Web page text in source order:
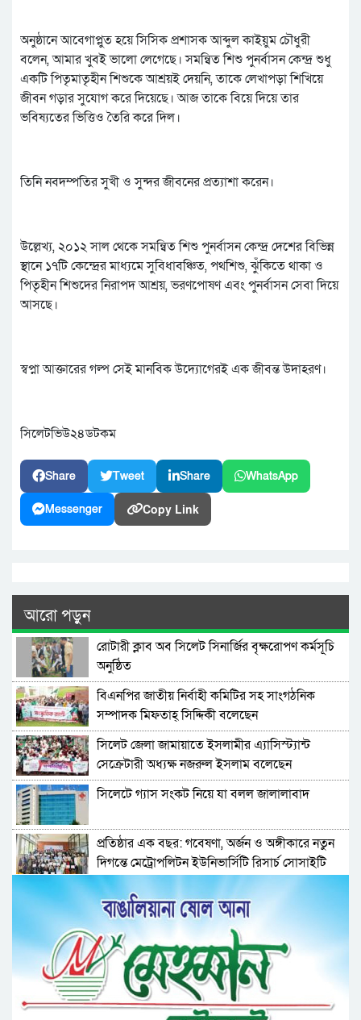
অনুষ্ঠানে আবেগাপ্লুত হয়ে সিসিক প্রশাসক আব্দুল কাইয়ুম চৌধুরী
বলেন, আমার খুবই ভালো লেগেছে। সমন্বিত শিশু পুনর্বাসন কেন্দ্র শুধু
একটি পিতৃমাতৃহীন শিশুকে আশ্রয়ই দেয়নি, তাকে লেখাপড়া শিখিয়ে
জীবন গড়ার সুযোগ করে দিয়েছে। আজ তাকে বিয়ে দিয়ে তার
ভবিষ্যতের ভিত্তিও তৈরি করে দিল।
তিনি নবদম্পতির সুখী ও সুন্দর জীবনের প্রত্যাশা করেন।
উল্লেখ্য, ২০১২ সাল থেকে সমন্বিত শিশু পুনর্বাসন কেন্দ্র দেশের বিভিন্ন
স্থানে ১৭টি কেন্দ্রের মাধ্যমে সুবিধাবঞ্চিত, পথশিশু, ঝুঁকিতে থাকা ও
পিতৃহীন শিশুদের নিরাপদ আশ্রয়, ভরণপোষণ এবং পুনর্বাসন সেবা দিয়ে
আসছে।
স্বপ্না আক্তারের গল্প সেই মানবিক উদ্যোগেরই এক জীবন্ত উদাহরণ।
সিলেটভিউ২৪ডটকম
Share Tweet Share WhatsApp
Messenger Copy Link
আরো পড়ুন
রোটারী ক্লাব অব সিলেট সিনার্জির বৃক্ষরোপণ কর্মসূচি
অনুষ্ঠিত
বিএনপির জাতীয় নির্বাহী কমিটির সহ সাংগঠনিক
সম্পাদক মিফতাহ্ সিদ্দিকী বলেছেন
সিলেট জেলা জামায়াতে ইসলামীর এ্যাসিস্ট্যান্ট
সেক্রেটারী অধ্যক্ষ নজরুল ইসলাম বলেছেন
সিলেটে গ্যাস সংকট নিয়ে যা বলল জালালাবাদ
প্রতিষ্ঠার এক বছর: গবেষণা, অর্জন ও অঙ্গীকারে নতুন
দিগন্তে মেট্রোপলিটন ইউনিভার্সিটি রিসার্চ সোসাইটি
জেলা পরিষদের প্রশাসক আবুল কাহের চৌধুরী জুলাই
স্মৃতিস্তম্ভে শ্রদ্ধা নিবেদন
সিলেট মহানগর ছাত্রশিবিরের মিছিল সম্পন্ন
ধরিত্রী রক্ষায় আমরা’র উদ্যোগে সিলেটে বৃক্ষ রোপনের
কর্মসূচি পালন